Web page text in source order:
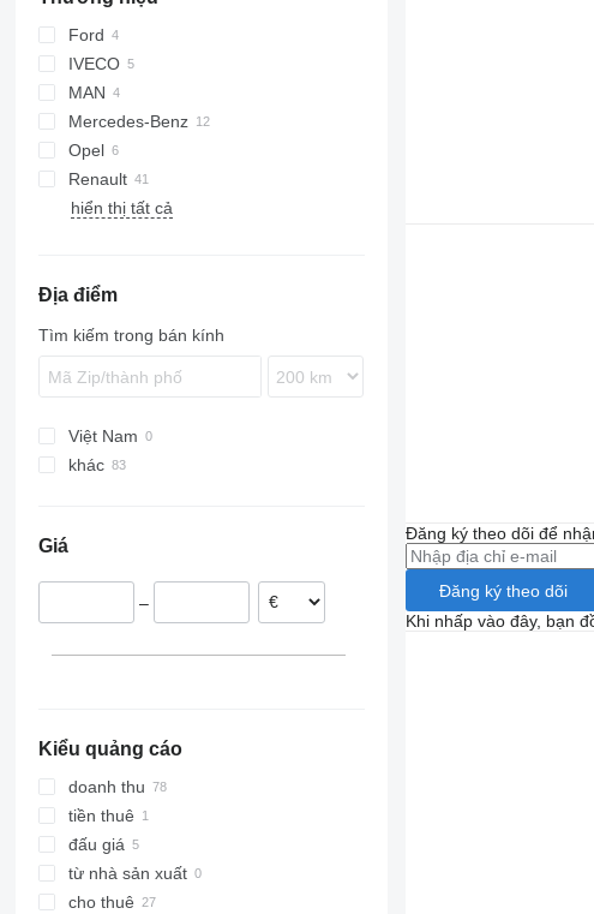
Jumper
LF
Ducato
Ford
Transit
IVECO
Daily
MAN
TGE
TGL
Mercedes-Benz
Actros
Sprinter
Opel
Movano
Boxer
Renault
Master
hiển thị tất cả
Địa điểm
Tìm kiếm trong bán kính
Việt Nam
khác
Séc
Hungary
Giá
–
Kiểu quảng cáo
doanh thu
tiền thuê
đấu giá
từ nhà sản xuất
cho thuê
Đăng ký theo dõi để
Đăng ký theo dõi
Khi nhấp vào đây, bạn